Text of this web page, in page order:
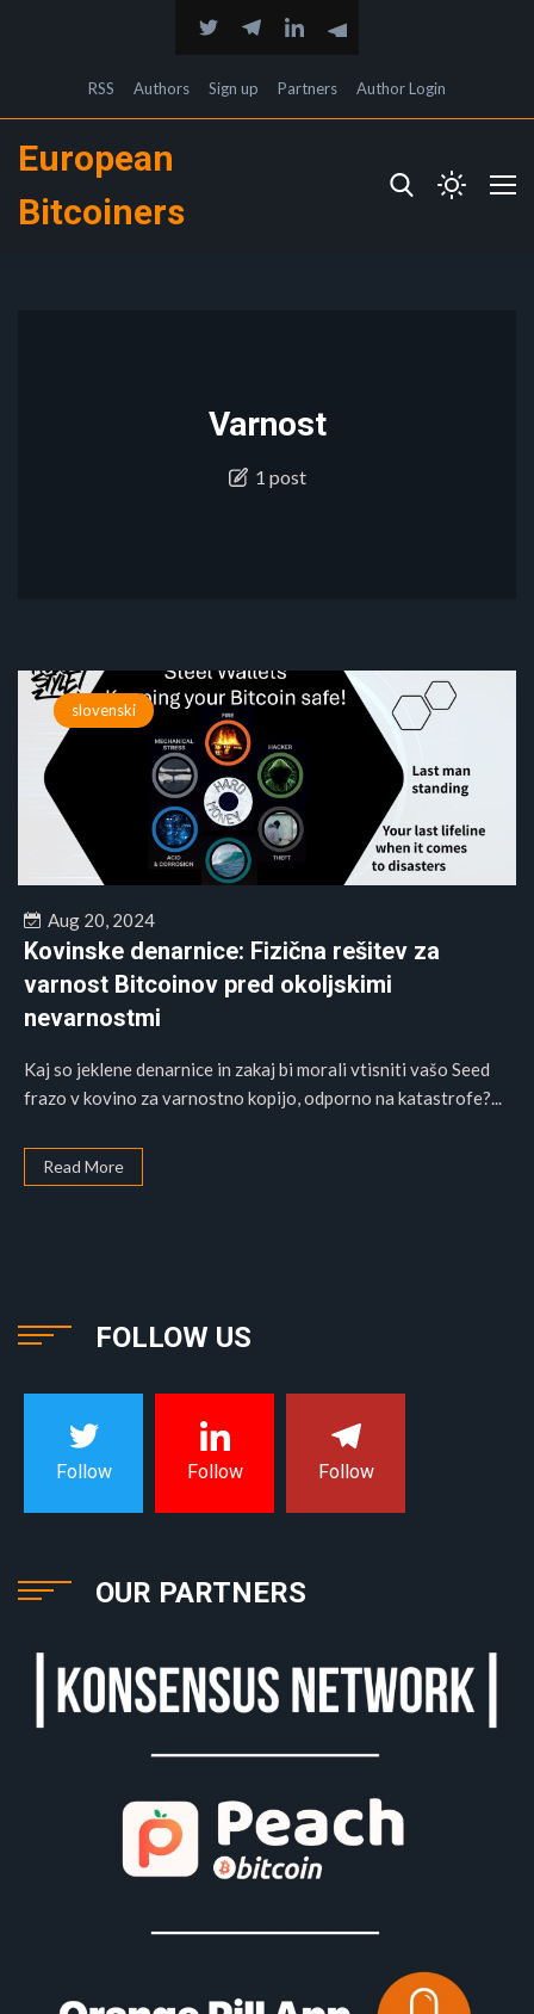
RSS Authors Sign up Partners Author Login
European
Bitcoiners
Varnost
1 post
slovenski
Aug 20, 2024
Kovinske denarnice: Fizična rešitev za
varnost Bitcoinov pred okoljskimi
nevarnostmi
Kaj so jeklene denarnice in zakaj bi morali vtisniti vašo Seed
frazo v kovino za varnostno kopijo, odporno na katastrofe?...
Read More
FOLLOW US
Follow Follow Follow
OUR PARTNERS